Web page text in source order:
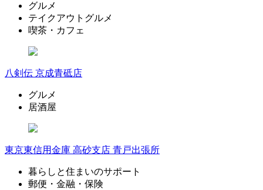
グルメ
テイクアウトグルメ
喫茶・カフェ
八剣伝 京成青砥店
グルメ
居酒屋
東京東信用金庫 高砂支店 青戸出張所
暮らしと住まいのサポート
郵便・金融・保険